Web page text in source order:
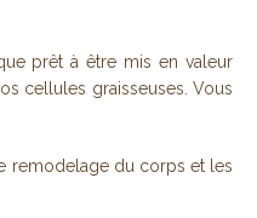
prêt à être mis en valeur
cellules graisseuses. Vous
remodelage du corps et les